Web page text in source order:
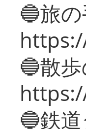
🔵旅
🔵散
🔵鉄